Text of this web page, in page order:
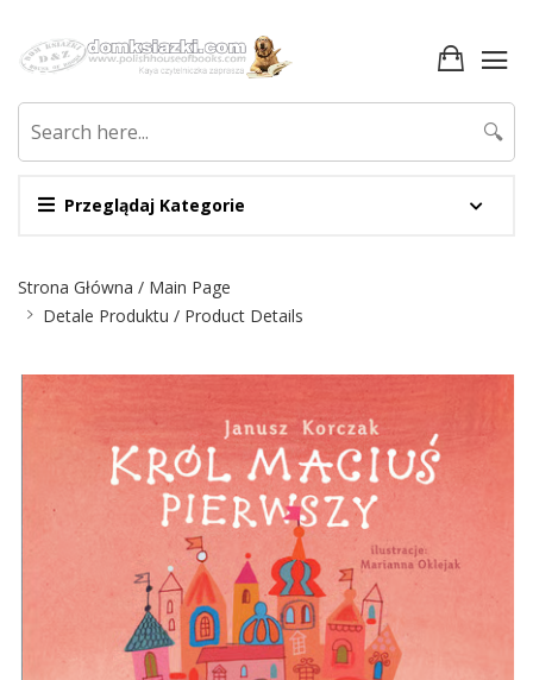
Przeglądaj Kategorie
🔍
Strona Główna / Main Page
Detale Produktu / Product Details